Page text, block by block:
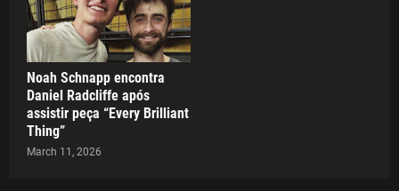
Noah Schnapp encontra
Daniel Radcliffe após
assistir peça “Every Brilliant
Thing”
March 11, 2026